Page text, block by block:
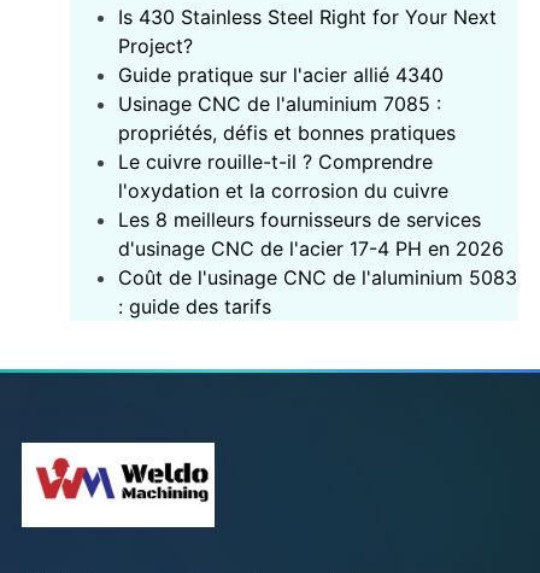
Is 430 Stainless Steel Right for Your Next
Project?
‌Guide pratique sur l'acier allié 4340‌
Usinage CNC de l'aluminium 7085 :
propriétés, défis et bonnes pratiques
Le cuivre rouille-t-il ? Comprendre
l'oxydation et la corrosion du cuivre
Les 8 meilleurs fournisseurs de services
d'usinage CNC de l'acier 17-4 PH en 2026
Coût de l'usinage CNC de l'aluminium 5083
: guide des tarifs